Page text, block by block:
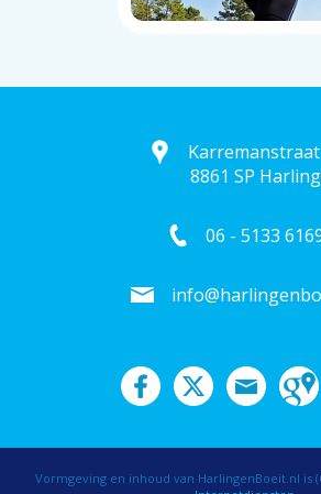
8861 SP
06 - 5133
Vormgeving en inhoud van HarlingenBoeit.nl is